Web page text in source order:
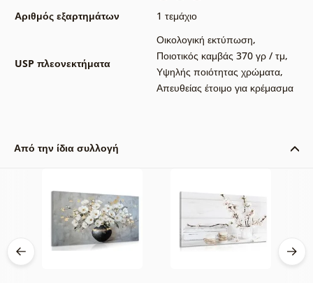
Αριθμός εξαρτημάτων
1 τεμάχιο
USP πλεονεκτήματα
Οικολογική εκτύπωση,
Ποιοτικός καμβάς 370 γρ / τμ,
Υψηλής ποιότητας χρώματα,
Απευθείας έτοιμο για κρέμασμα
Από την ίδια συλλογή